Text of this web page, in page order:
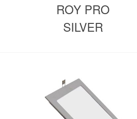
ROY PRO
SILVER